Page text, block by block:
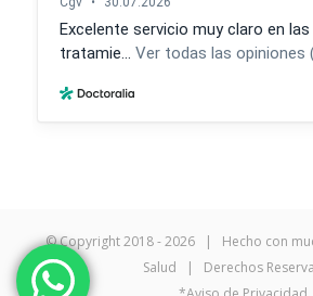
© Copyright 2018 -2026 | Hecho con
Salud | Derechos